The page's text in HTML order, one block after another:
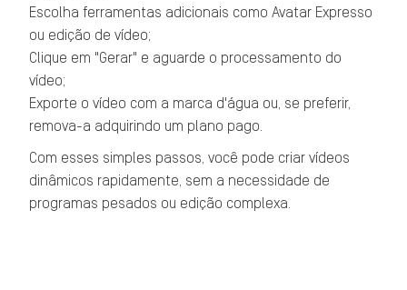
Escolha ferramentas adicionais como Avatar Expresso
ou edição de vídeo;
Clique em "Gerar" e aguarde o processamento do
vídeo;
Exporte o vídeo com a marca d'água ou, se preferir,
remova-a adquirindo um plano pago.
Com esses simples passos, você pode criar vídeos
dinâmicos rapidamente, sem a necessidade de
programas pesados ou edição complexa.